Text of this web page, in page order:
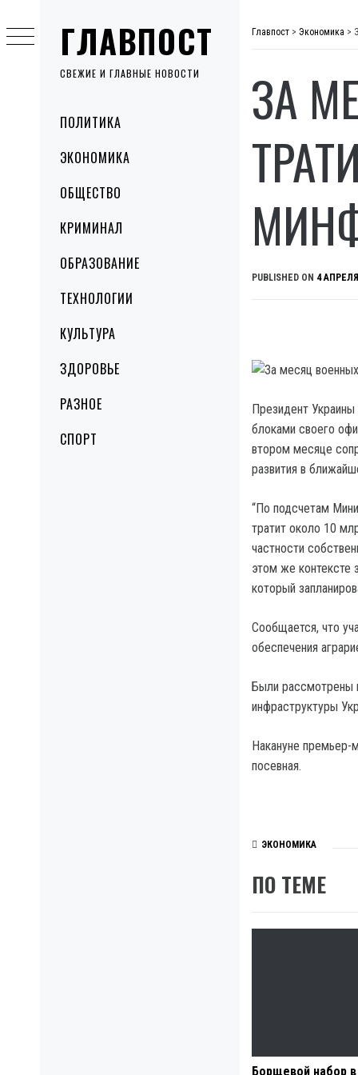
ГЛАВПОСТ
СВЕЖИЕ И ГЛАВНЫЕ НОВОСТИ
MenuПОЛИТИКА
ЭКОНОМИКА
ОБЩЕСТВО
КРИМИНАЛ
ОБРАЗОВАНИЕ
ТЕХНОЛОГИИ
КУЛЬТУРА
ЗДОРОВЬЕ
РАЗНОЕ
СПОРТ
to
content
Главпост > Экономика >
ЗА
PUBLISHED ON 4
Президент
блоками своего
втором месяце
развития в
“По подсчетам
тратит около 10
частности
этом же контексте
который
Сообщается, что
обеспечения
Были рассмотрены
инфраструктуры
Накануне
посевная.
ЭКОНОМИКА
ПО ТЕМЕ
Борщевой набор в